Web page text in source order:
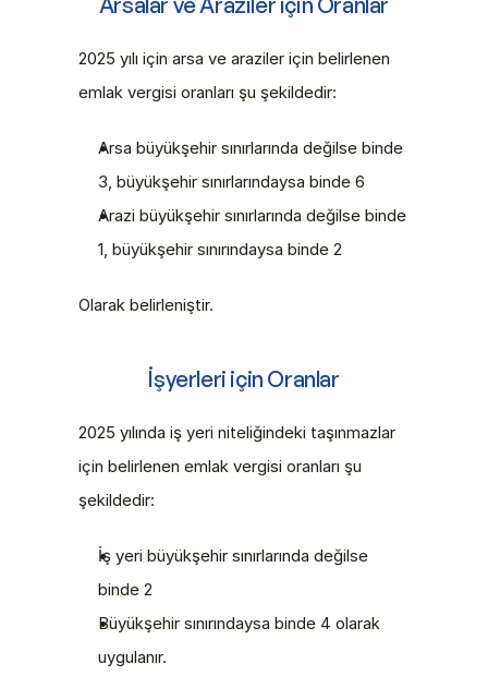
2025 yılı için arsa ve araziler için belirlenen
emlak vergisi oranları şu şekildedir:
Arsa büyükşehir sınırlarında değilse binde
3, büyükşehir sınırlarındaysa binde 6
Arazi büyükşehir sınırlarında değilse binde
1, büyükşehir sınırındaysa binde 2
Olarak belirleniştir.
İşyerleri için Oranlar
2025 yılında iş yeri niteliğindeki taşınmazlar
için belirlenen emlak vergisi oranları şu
şekildedir:
İş yeri büyükşehir sınırlarında değilse
binde 2
Büyükşehir sınırındaysa binde 4 olarak
uygulanır.